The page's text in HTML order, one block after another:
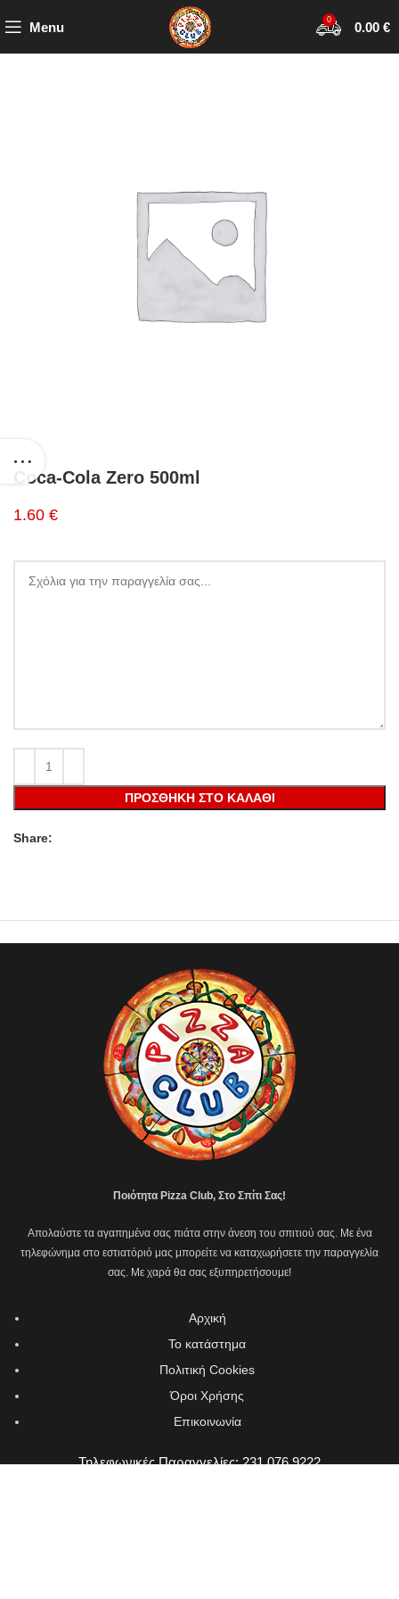
Menu 0 0.00 €
Coca-Cola Zero 500ml
1.60 €
ΠΡΟΣΘΉΚΗ ΣΤΟ ΚΑΛΆΘΙ
Share:
Ποιότητα Pizza Club, Στο Σπίτι Σας!
Απολαύστε τα αγαπημένα σας πιάτα στην άνεση του σπιτιού σας. Με ένα
τηλεφώνημα στο εστιατόριό μας μπορείτε να καταχωρήσετε την παραγγελία
σας. Με χαρά θα σας εξυπηρετήσουμε!
Αρχική
Το κατάστημα
Πολιτική Cookies
Όροι Χρήσης
Επικοινωνία
Τηλεφωνικές Παραγγελίες: 231 076 9222